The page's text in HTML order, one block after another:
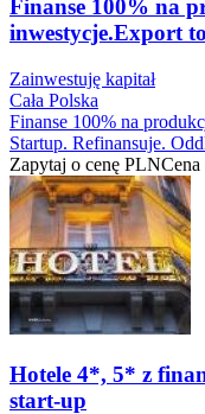
Finanse 100% na
inwestycje.Export
Zainwestuję kapitał
Cała Polska
Finanse 100% na
Startup. Refinansuje.
Zapytaj o cenę PLNCena
Hotele 4*, 5* z
start-up